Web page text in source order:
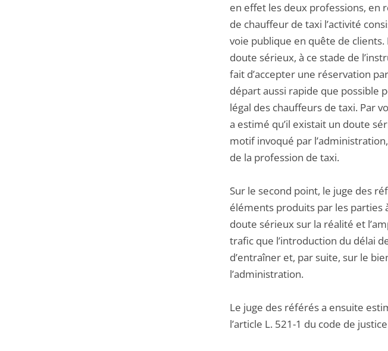
en effet les deux professions, en
de chauffeur de taxi l’activité
voie publique en quête de
doute sérieux, à ce stade de
fait d’accepter une réservation
départ aussi rapide que
légal des chauffeurs de taxi. Par
a estimé qu’il existait un doute
motif invoqué par
de la profession de taxi.
Sur le second point, le juge des
éléments produits par les parties
doute sérieux sur la réalité et
trafic que l’introduction du délai
d’entraîner et, par suite, sur le
l’administration.
Le juge des référés a ensuite
l’article L. 521-1 du code de